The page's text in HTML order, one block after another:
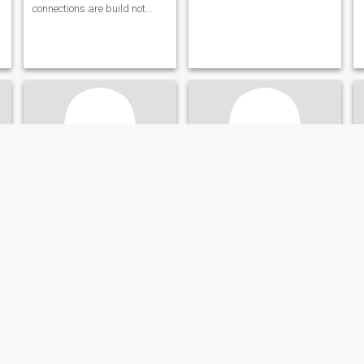
connections are build not
family oriented person, hard
wo